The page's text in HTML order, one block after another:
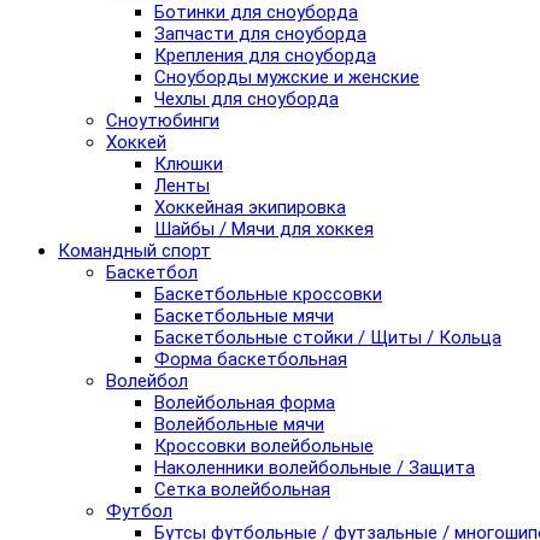
Ботинки для сноуборда
Запчасти для сноуборда
Крепления для сноуборда
Сноуборды мужские и женские
Чехлы для сноуборда
Сноутюбинги
Хоккей
Клюшки
Ленты
Хоккейная экипировка
Шайбы / Мячи для хоккея
Командный спорт
Баскетбол
Баскетбольные кроссовки
Баскетбольные мячи
Баскетбольные стойки / Щиты / Кольца
Форма баскетбольная
Волейбол
Волейбольная форма
Волейбольные мячи
Кроссовки волейбольные
Наколенники волейбольные / Защита
Сетка волейбольная
Футбол
Бутсы футбольные / футзальные /